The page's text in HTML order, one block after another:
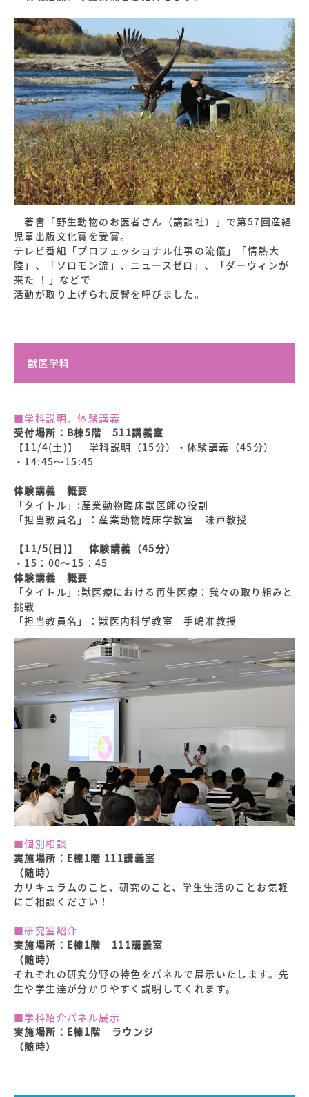
著書「野生動物のお医者さん（講談社）」で第57回産経
児童出版文化賞を受賞。
テレビ番組「プロフェッショナル仕事の流儀」「情熱大
陸」、「ソロモン流」、ニュースゼロ」、「ダーウィンが
来た ！」などで
活動が取り上げられ反響を呼びました。
獣医学科
■学科説明、体験講義
受付場所：B棟5階 511講義室
【11/4(土)】 学科説明（15分）・体験講義（45分）
・14:45～15:45
体験講義 概要
「タイトル」:産業動物臨床獣医師の役割
「担当教員名」：産業動物臨床学教室 味戸教授
【11/5(日)】 体験講義（45分）
・15：00～15：45
体験講義 概要
「タイトル」:獣医療における再生医療：我々の取り組みと
挑戦
「担当教員名」：獣医内科学教室 手嶋准教授
■個別相談
実施場所：E棟1階 111講義室
（随時）
カリキュラムのこと、研究のこと、学生生活のことお気軽
にご相談ください！
■研究室紹介
実施場所：E棟1階 111講義室
（随時）
それぞれの研究分野の特色をパネルで展示いたします。先
生や学生達が分かりやすく説明してくれます。
■学科紹介パネル展示
実施場所：E棟1階 ラウンジ
（随時）